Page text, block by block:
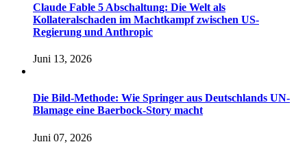
Claude Fable 5 Abschaltung: Die Welt als
Kollateralschaden im Machtkampf zwischen US-
Regierung und Anthropic
Juni 13, 2026
Die Bild-Methode: Wie Springer aus Deutschlands UN-
Blamage eine Baerbock-Story macht
Juni 07, 2026